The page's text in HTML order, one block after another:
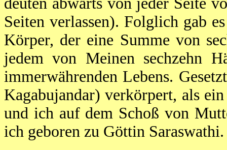
Seiten verlassen). Folglich gab
Körper, der eine Summe von
jedem von Meinen sechzehn
immerwährenden Lebens.
Kagabujandar) verkörpert, als
und ich auf dem Schoß von
ich geboren zu Göttin Saraswathi.